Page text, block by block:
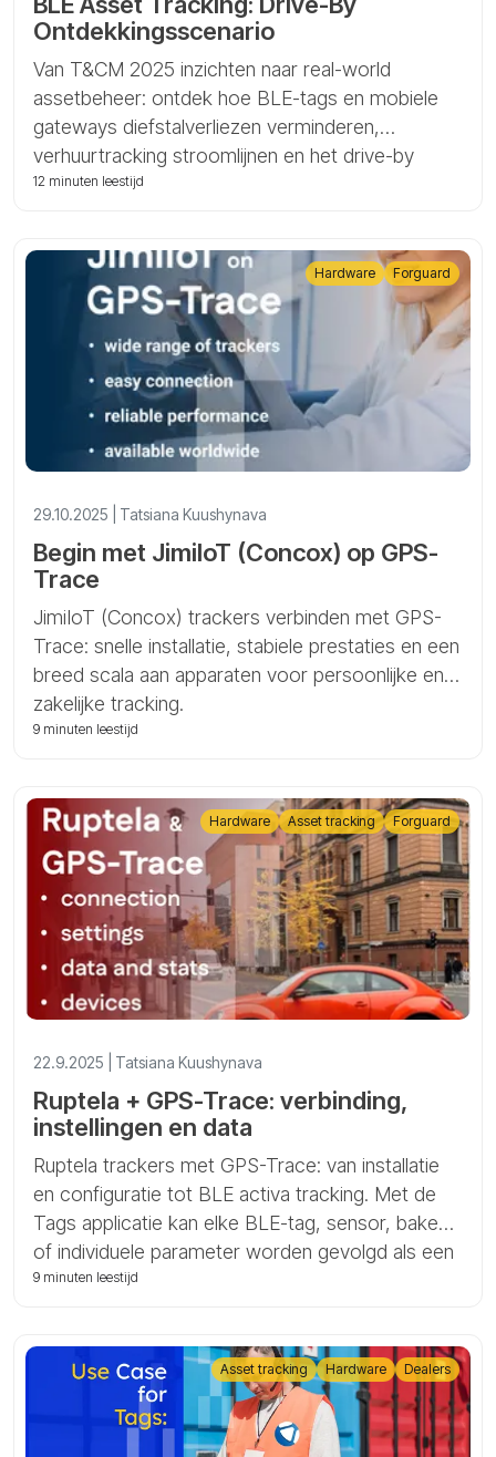
Ontdekkingsscenario
Van T&CM 2025 inzichten naar real-world
assetbeheer: ontdek hoe BLE-tags en mobiele
gateways diefstalverliezen verminderen,
verhuurtracking stroomlijnen en het drive-by
ontdekkingsscenario mogelijk maken met Tags
12 minuten leestijd
29.10.2025 | Tatsiana Kuushynava
Begin met JimiIoT (Concox) op GPS-
Trace
JimiIoT (Concox) trackers verbinden met GPS-
Trace: snelle installatie, stabiele prestaties en een
breed scala aan apparaten voor persoonlijke en
zakelijke tracking.
Hardware Forguard
9 minuten leestijd
22.9.2025 | Tatsiana Kuushynava
Ruptela + GPS-Trace: verbinding,
instellingen en data
Ruptela trackers met GPS-Trace: van installatie
en configuratie tot BLE activa tracking. Met de
Tags applicatie kan elke BLE-tag, sensor, baken
of individuele parameter worden gevolgd als een
afzonderlijk activa, wat krachtige en
Hardware Asset tracking Forguard
9 minuten leestijd
Asset tracking Hardware Dealers